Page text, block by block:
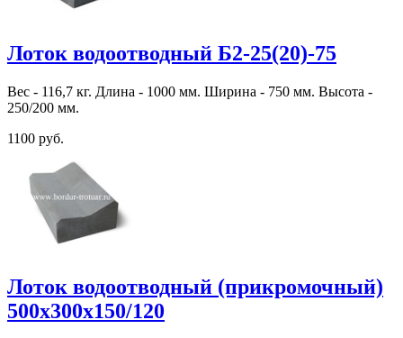
Лоток водоотводный Б2-25(20)-75
Вес - 116,7 кг. Длина - 1000 мм. Ширина - 750 мм. Высота -
250/200 мм.
1100 руб.
Лоток водоотводный (прикромочный)
500x300x150/120